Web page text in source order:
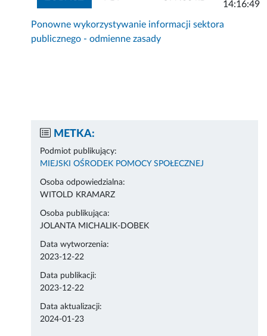
14:16:49
Ponowne wykorzystywanie informacji sektora
publicznego - odmienne zasady
METKA:
Podmiot publikujący:
MIEJSKI OŚRODEK POMOCY SPOŁECZNEJ
Osoba odpowiedzialna:
WITOLD KRAMARZ
Osoba publikująca:
JOLANTA MICHALIK-DOBEK
Data wytworzenia:
2023-12-22
Data publikacji:
2023-12-22
Data aktualizacji:
2024-01-23